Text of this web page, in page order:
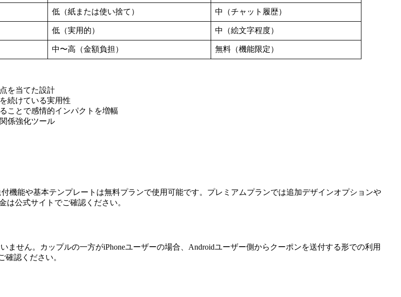
低（紙または使い捨て） 中（チャット履歴）
低（実用的） 中（絵文字程度）
中〜高（金額負担） 無料（機能限定）
を当てた設計
続けている実用性
ことで感情的インパクトを増幅
係強化ツール
機能や基本テンプレートは無料プランで使用可能です。プレミアムプランでは追加デザインオプションや
は公式サイトでご確認ください。
せん。カップルの一方がiPhoneユーザーの場合、Androidユーザー側からクーポンを送付する形での利用
確認ください。